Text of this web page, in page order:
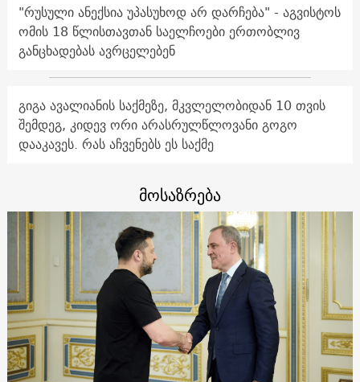
"რუსული ანექსია უპასუხოდ არ დარჩება" - აგვისტოს
ომის 18 წლისთავთან საელჩოები ერთობლივ
განცხადებას ავრცელებენ
გიგა ავალიანის საქმეზე, მკვლელობიდან 10 თვის
შემდეგ, კიდევ ორი არასრულწლოვანი გოგო
დააკავეს. რას აჩვენებს ეს საქმე
მოსაზრება